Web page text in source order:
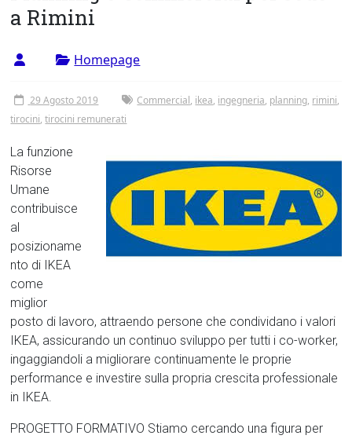
di
Roma
Tor
Vergata
a Rimini
Homepage
29 Agosto 2019 Commercial, ikea, ingegneria, planning, rimini,
tirocini,tirocini remunerati
La funzione
Risorse
Umane
contribuisce
al
posizioname
nto di IKEA
come
miglior
posto di lavoro, attraendo persone che condividano i valori
IKEA, assicurando un continuo sviluppo per tutti i co-worker,
ingaggiandoli a migliorare continuamente le proprie
performance e investire sulla propria crescita professionale
in IKEA.
PROGETTO FORMATIVO Stiamo cercando una figura per